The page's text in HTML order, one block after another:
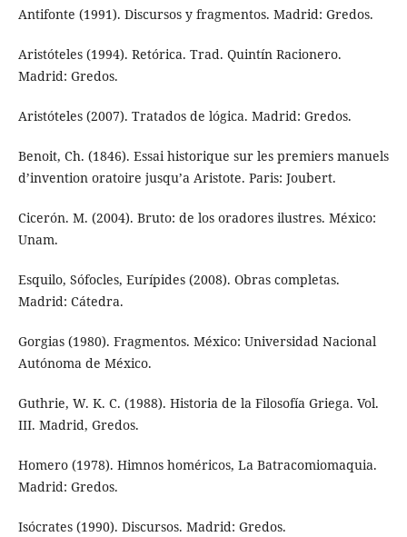
Antifonte (1991). Discursos y fragmentos. Madrid: Gredos.
Aristóteles (1994). Retórica. Trad. Quintín Racionero.
Madrid: Gredos.
Aristóteles (2007). Tratados de lógica. Madrid: Gredos.
Benoit, Ch. (1846). Essai historique sur les premiers manuels
d’invention oratoire jusqu’a Aristote. Paris: Joubert.
Cicerón. M. (2004). Bruto: de los oradores ilustres. México:
Unam.
Esquilo, Sófocles, Eurípides (2008). Obras completas.
Madrid: Cátedra.
Gorgias (1980). Fragmentos. México: Universidad Nacional
Autónoma de México.
Guthrie, W. K. C. (1988). Historia de la Filosofía Griega. Vol.
III. Madrid, Gredos.
Homero (1978). Himnos homéricos, La Batracomiomaquia.
Madrid: Gredos.
Isócrates (1990). Discursos. Madrid: Gredos.